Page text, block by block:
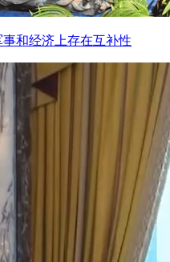
和经济上存在互补性